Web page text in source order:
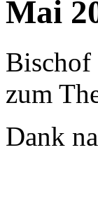
Mai
Bischof
zum
Dank